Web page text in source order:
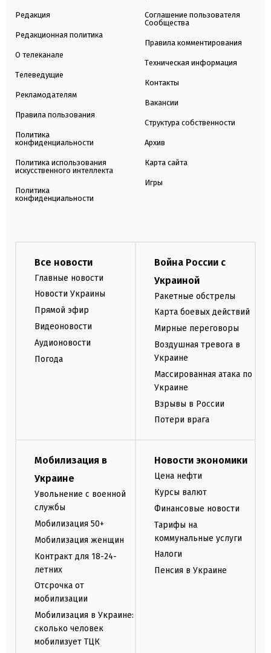
Редакция
Редакционная политика
О телеканале
Телеведущие
Рекламодателям
Правила пользования
Политика
конфиденциальности
Политика использования
искусственного интеллекта
Политика
конфиденциальности
Соглашение пользователя
Сообщества
Правила комментирования
Техническая информация
Контакты
Вакансии
Структура собственности
Архив
Карта сайта
Игры
Все новости
Главные новости
Новости Украины
Прямой эфир
Видеоновости
Аудионовости
Погода
Война России с
Украиной
Ракетные обстрелы
Карта боевых действий
Мирные переговоры
Воздушная тревога в
Украине
Массированная атака по
Украине
Взрывы в России
Потери врага
Мобилизация в
Украине
Увольнение с военной
службы
Мобилизация 50+
Мобилизация женщин
Контракт для 18-24-
летних
Отсрочка от
мобилизации
Мобилизация в Украине:
сколько человек
мобилизует ТЦК
Новости экономики
Цена нефти
Курсы валют
Финансовые новости
Тарифы на
коммунальные услуги
Налоги
Пенсия в Украине